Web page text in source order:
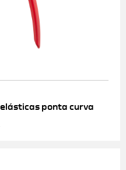
ponta curva